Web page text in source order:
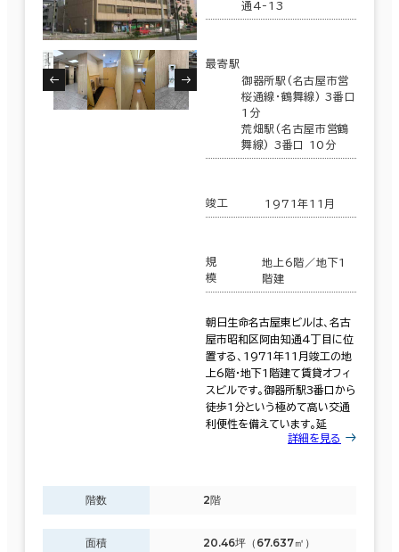
通4-13
最寄駅
御器所駅(名古屋市営
桜通線･鶴舞線) 3番口
1分
荒畑駅(名古屋市営鶴
舞線) 3番口 10分
竣工 1971年11月
規
模
地上6階／地下1
階建
朝日生命名古屋東ビルは、名古
屋市昭和区阿由知通4丁目に位
置する、1971年11月竣工の地
上6階・地下1階建て賃貸オフィ
スビルです。御器所駅3番口から
徒歩1分という極めて高い交通
利便性を備えています。延
詳細を見る
階数 2階
面積 20.46坪（67.637㎡）
中区 (573)
昭和区 (11)
11室(4棟)
この条件で検索する
入居可能時期
5年以内
20年以内 30年以内
階数